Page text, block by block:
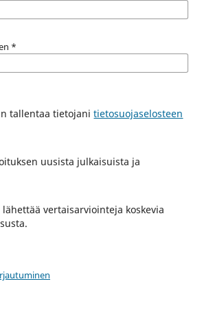
*
tallentaa tietojanitietosuojaselosteen